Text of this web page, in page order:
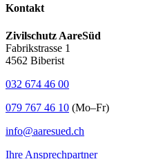
Kontakt
Zivilschutz AareSüd
Fabrikstrasse 1
4562 Biberist
032 674 46 00
079 767 46 10 (Mo–Fr)
info@aaresued.ch
Ihre Ansprechpartner